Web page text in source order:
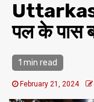
पल के पास
1 min read
February 21, 2024